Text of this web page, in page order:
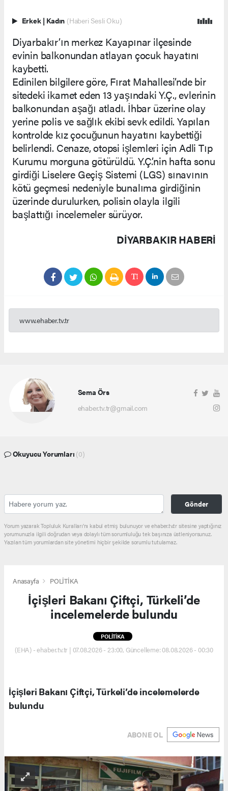
Erkek | Kadın (Haberi Sesli Oku)
Diyarbakır’ın merkez Kayapınar ilçesinde
evinin balkonundan atlayan çocuk hayatını
kaybetti.
Edinilen bilgilere göre, Fırat Mahallesi’nde bir
sitedeki ikamet eden 13 yaşındaki Y.Ç., evlerinin
balkonundan aşağı atladı. İhbar üzerine olay
yerine polis ve sağlık ekibi sevk edildi. Yapılan
kontrolde kız çocuğunun hayatını kaybettiği
belirlendi. Cenaze, otopsi işlemleri için Adli Tıp
Kurumu morguna götürüldü. Y.Ç.’nin hafta sonu
girdiği Liselere Geçiş Sistemi (LGS) sınavının
kötü geçmesi nedeniyle bunalıma girdiğinin
üzerinde durulurken, polisin olayla ilgili
başlattığı incelemeler sürüyor.
DIYARBAKIR HABERİ
www.ehaber.tv.tr
Sema Örs
ehaber.tv.tr@gmail.com
Okuyucu Yorumları (0)
Gönder
Yorum yazarak Topluluk Kuralları’nı kabul etmiş bulunuyor ve ehaber.tv.tr sitesine yaptığınız
yorumunuzla ilgili doğrudan veya dolaylı tüm sorumluluğu tek başınıza üstleniyorsunuz.
Yazılan tüm yorumlardan site yönetimi hiçbir şekilde sorumlu tutulamaz.
Anasayfa POLİTİKA
İçişleri Bakanı Çiftçi, Türkeli’de
incelemelerde bulundu
POLİTİKA
(EHA) - ehaber.tv.tr | 07.08.2026 - 23:00, Güncelleme: 08.08.2026 - 00:30
İçişleri Bakanı Çiftçi, Türkeli’de incelemelerde
bulundu
ABONE OL